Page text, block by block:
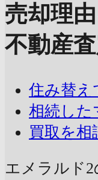
売却理
不動産
住み替え
相続した
買取を相
エメラルド2